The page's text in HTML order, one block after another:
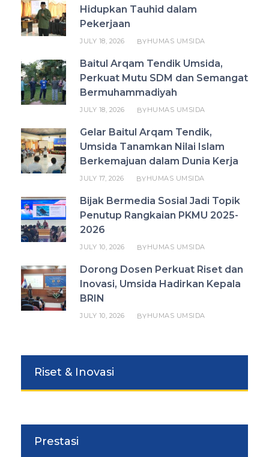
Hidupkan Tauhid dalam
Pekerjaan
JULY 18, 2026 BYHUMAS UMSIDA
Baitul Arqam Tendik Umsida,
Perkuat Mutu SDM dan Semangat
Bermuhammadiyah
JULY 18, 2026 BYHUMAS UMSIDA
Gelar Baitul Arqam Tendik,
Umsida Tanamkan Nilai Islam
Berkemajuan dalam Dunia Kerja
JULY 17, 2026 BYHUMAS UMSIDA
Bijak Bermedia Sosial Jadi Topik
Penutup Rangkaian PKMU 2025-
2026
JULY 10, 2026 BYHUMAS UMSIDA
Dorong Dosen Perkuat Riset dan
Inovasi, Umsida Hadirkan Kepala
BRIN
JULY 10, 2026 BYHUMAS UMSIDA
Riset & Inovasi
Prestasi